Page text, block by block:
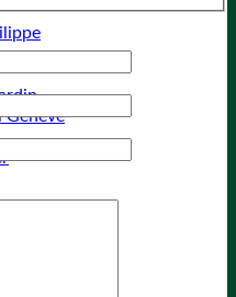
Geneve